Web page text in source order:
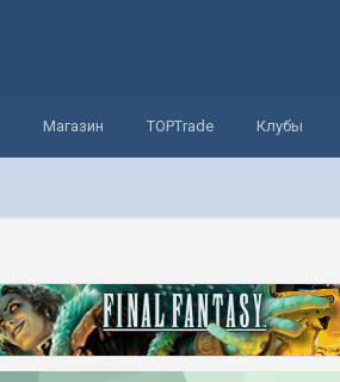
Магазин TOPTrade Клубы